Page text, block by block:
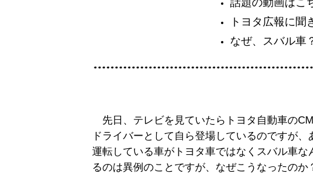
トヨタ広報に聞
なぜ、スバル車
先日、テレビを見ていたらトヨタ自動車の
ドライバーとして自ら登場しているのですが
運転している車がトヨタ車ではなくスバル車
るのは異例のことですが、なぜこうなったの